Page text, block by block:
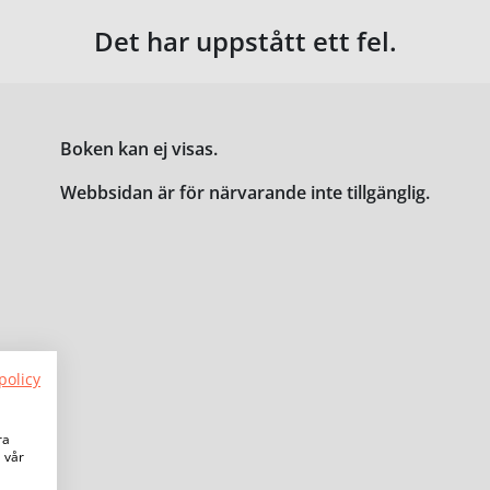
Det har uppstått ett fel.
Boken kan ej visas.
Webbsidan är för närvarande inte tillgänglig.
vår